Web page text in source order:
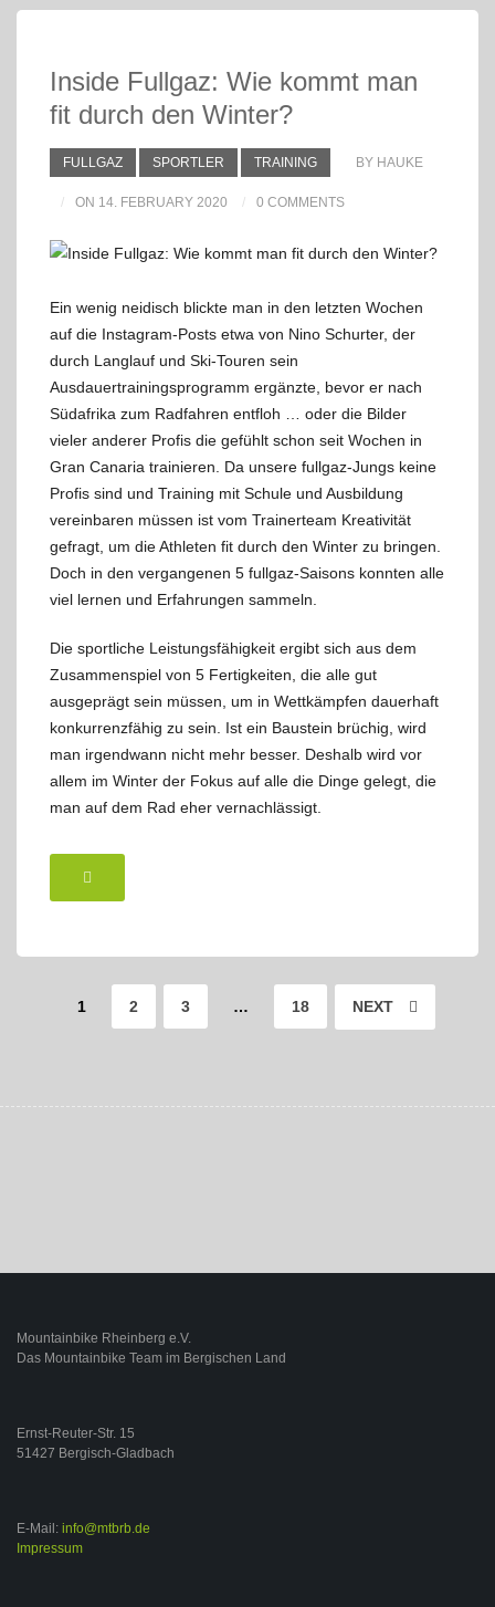
Inside Fullgaz: Wie kommt man
fit durch den Winter?
FULLGAZ SPORTLER TRAINING BY HAUKE
ON 14. FEBRUARY 2020 0 COMMENTS
Ein wenig neidisch blickte man in den letzten Wochen
auf die Instagram-Posts etwa von Nino Schurter, der
durch Langlauf und Ski-Touren sein
Ausdauertrainingsprogramm ergänzte, bevor er nach
Südafrika zum Radfahren entfloh … oder die Bilder
vieler anderer Profis die gefühlt schon seit Wochen in
Gran Canaria trainieren. Da unsere fullgaz-Jungs keine
Profis sind und Training mit Schule und Ausbildung
vereinbaren müssen ist vom Trainerteam Kreativität
gefragt, um die Athleten fit durch den Winter zu bringen.
Doch in den vergangenen 5 fullgaz-Saisons konnten alle
viel lernen und Erfahrungen sammeln.
Die sportliche Leistungsfähigkeit ergibt sich aus dem
Zusammenspiel von 5 Fertigkeiten, die alle gut
ausgeprägt sein müssen, um in Wettkämpfen dauerhaft
konkurrenzfähig zu sein. Ist ein Baustein brüchig, wird
man irgendwann nicht mehr besser. Deshalb wird vor
allem im Winter der Fokus auf alle die Dinge gelegt, die
man auf dem Rad eher vernachlässigt.
1 2 3 … 18 NEXT
Mountainbike Rheinberg e.V.
Das Mountainbike Team im Bergischen Land
Ernst-Reuter-Str. 15
51427 Bergisch-Gladbach
E-Mail: info@mtbrb.de
Impressum